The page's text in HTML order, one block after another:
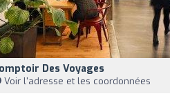
Des Voyages
Voir l'adresse et les coordonnées